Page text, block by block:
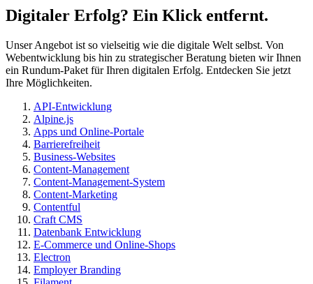
Digitaler Erfolg? Ein Klick entfernt.
Unser Angebot ist so vielseitig wie die digitale Welt selbst. Von
Webentwicklung bis hin zu strategischer Beratung bieten wir Ihnen
ein Rundum-Paket für Ihren digitalen Erfolg. Entdecken Sie jetzt
Ihre Möglichkeiten.
API-Entwicklung
Alpine.js
Apps und Online-Portale
Barrierefreiheit
Business-Websites
Content-Management
Content-Management-System
Content-Marketing
Contentful
Craft CMS
Datenbank Entwicklung
E-Commerce und Online-Shops
Electron
Employer Branding